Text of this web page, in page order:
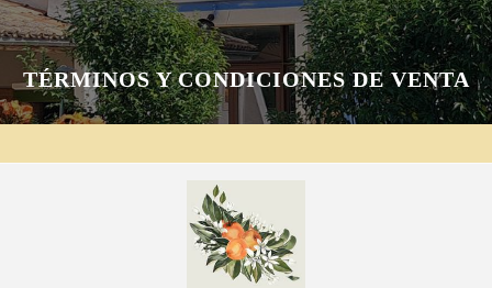
TÉRMINOS Y CONDICIONES DE VENTA